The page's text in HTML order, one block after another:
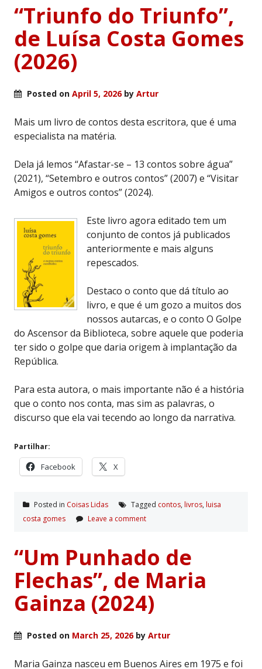
“Triunfo do Triunfo”,
de Luísa Costa Gomes
(2026)
Posted on April 5, 2026by Artur
Mais um livro de contos desta escritora, que é uma
especialista na matéria.
Dela já lemos “Afastar-se – 13 contos sobre água”
(2021), “Setembro e outros contos” (2007) e “Visitar
Amigos e outros contos” (2024).
Este livro agora editado tem um
conjunto de contos já publicados
anteriormente e mais alguns
repescados.
Destaco o conto que dá título ao
livro, e que é um gozo a muitos dos
nossos autarcas, e o conto O Golpe
do Ascensor da Biblioteca, sobre aquele que poderia
ter sido o golpe que daria origem à implantação da
República.
Para esta autora, o mais importante não é a história
que o conto nos conta, mas sim as palavras, o
discurso que ela vai tecendo ao longo da narrativa.
Partilhar:
Facebook X
Posted in Coisas Lidas Tagged contos, livros, luisa
costa gomes
Leave a comment
“Um Punhado de
Flechas”, de Maria
Gainza (2024)
Posted on March 25, 2026by Artur
Maria Gainza nasceu em Buenos Aires em 1975 e foi